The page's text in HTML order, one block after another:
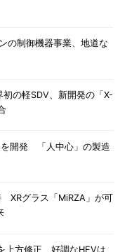
の制御機器事業、地道な
の軽SDV、新開発の「X-
開発 「人中心」の製造
XRグラス「MiRZA」が可
上方修正、好調なHEVは